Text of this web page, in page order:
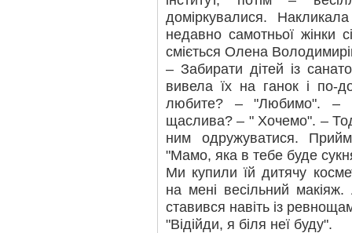
доміркувалися.
недавно самотньої жінки
сміється Олена
– Забирати дітей із
вивела їх на ганок і по-
любите? – "Любимо". –
щаслива? – " Хочемо". –
ним одружуватися.
"Мамо, яка в тебе буде
Ми купили їй дитячу
на мені весільний
ставився навіть із
"Відійди, я біля неї буду".